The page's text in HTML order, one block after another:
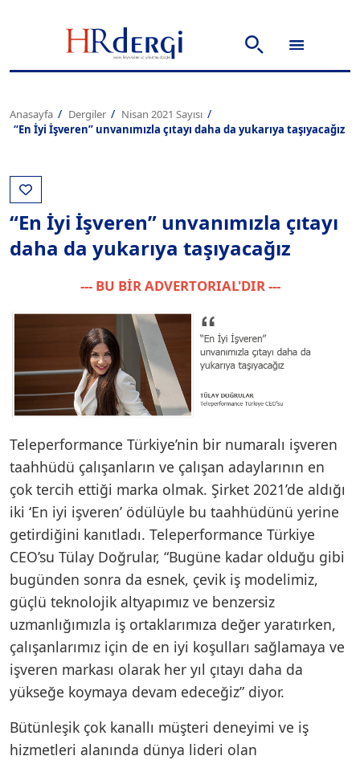
Anasayfa Dergiler
Nisan 2021 Sayısı
“En İyi İşveren” unvanımızla çıtayı daha da yukarıya taşıyacağız
“En İyi İşveren” unvanımızla çıtayı
daha da yukarıya taşıyacağız
--- BU BİR ADVERTORIAL'DIR ---
Teleperformance Türkiye’nin bir numaralı işveren
taahhüdü çalışanların ve çalışan adaylarının en
çok tercih ettiği marka olmak. Şirket 2021’de aldığı
iki ‘En iyi işveren’ ödülüyle bu taahhüdünü yerine
getirdiğini kanıtladı. Teleperformance Türkiye
CEO’su Tülay Doğrular, “Bugüne kadar olduğu gibi
bugünden sonra da esnek, çevik iş modelimiz,
güçlü teknolojik altyapımız ve benzersiz
uzmanlığımızla iş ortaklarımıza değer yaratırken,
çalışanlarımız için de en iyi koşulları sağlamaya ve
işveren markası olarak her yıl çıtayı daha da
yükseğe koymaya devam edeceğiz” diyor.
Bütünleşik çok kanallı müşteri deneyimi ve iş
hizmetleri alanında dünya lideri olan